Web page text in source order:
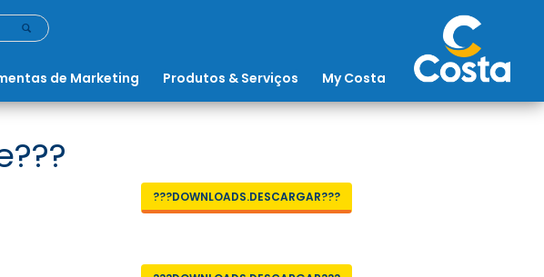
de Marketing Produtos & Serviços My Costa
???DOWNLOADS.DESCARGAR???